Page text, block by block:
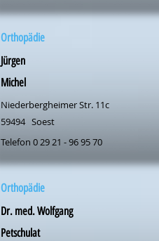
Orthopädie
Jürgen
Michel
Niederbergheimer Str. 11c
59494 Soest
Telefon 0 29 21 - 96 95 70
Orthopädie
Dr. med. Wolfgang
Petschulat